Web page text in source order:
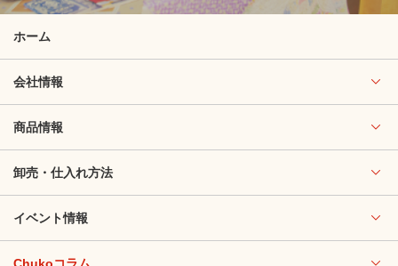
ホーム
会社情報
商品情報
卸売・仕入れ方法
イベント情報
Chukoコラム